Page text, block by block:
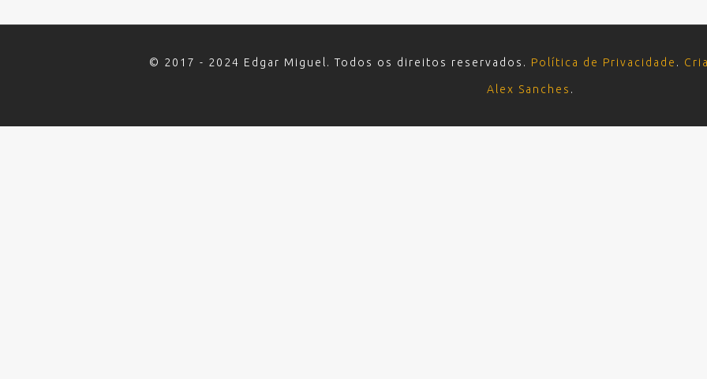
© 2017 - 2024 Edgar Miguel. Todos os direitos reservados. Política de Privacidade .
Alex Sanches .